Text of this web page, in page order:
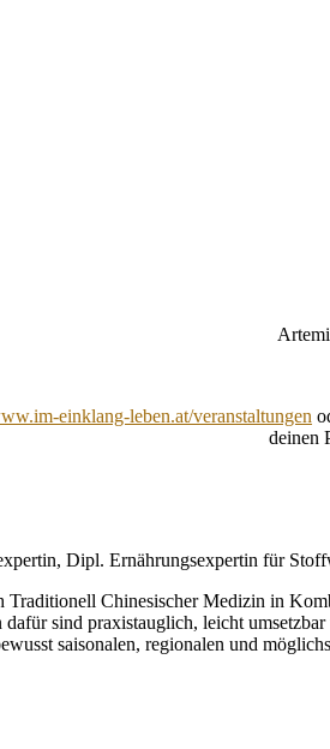
einklang-leben.at/veranstaltungen
deinen
Dipl. Ernährungsexpertin für
Chinesischer Medizin in
sind praxistauglich, leicht
saisonalen, regionalen und